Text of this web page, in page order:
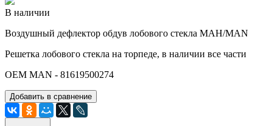
В наличии
Воздушный дефлектор обдув лобового стекла МАН/MAN
Решетка лобового стекла на торпеде, в наличии все части
OEM MAN - 81619500274
Добавить в сравнение